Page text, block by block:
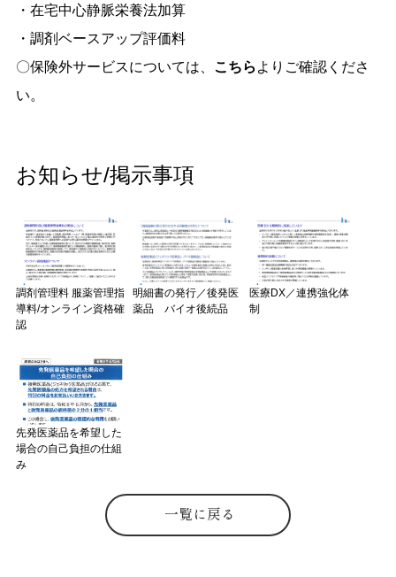
・在宅中心静脈栄養法加算
・調剤ベースアップ評価料
〇保険外サービスについては、 こちら よりご確認くださ
い。
お知らせ/掲示事項
調剤管理料 服薬管理指
導料/オンライン資格確
認
明細書の発行／後発医
薬品 バイオ後続品
医療DX／連携強化体
制
先発医薬品を希望した
場合の自己負担の仕組
み
一覧に戻る